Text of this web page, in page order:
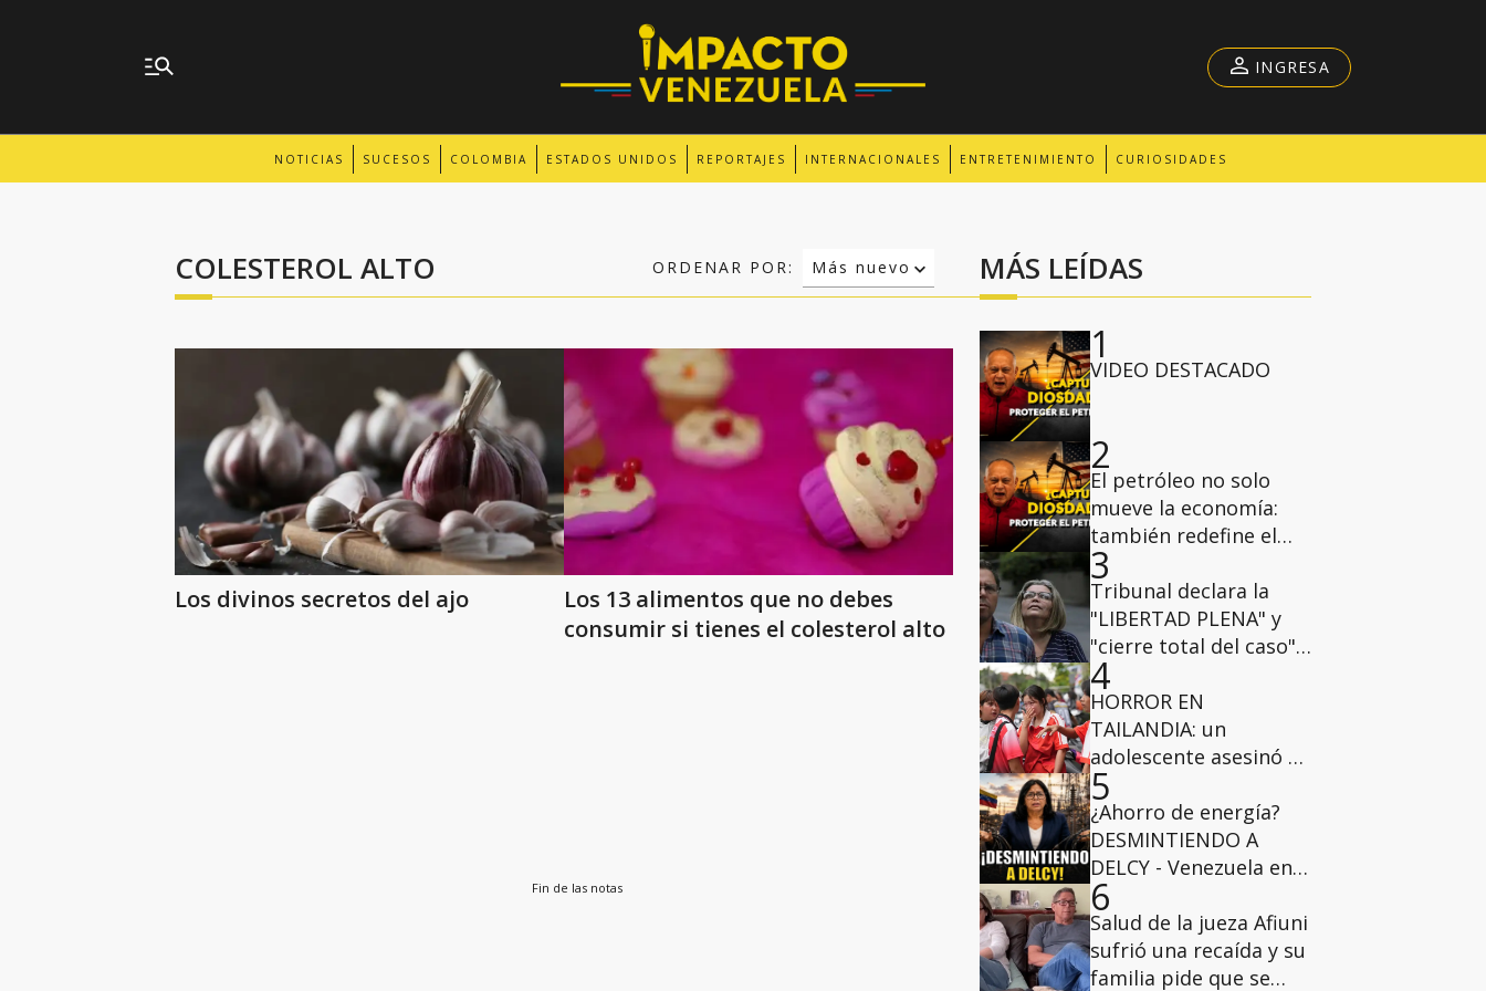
NOTICIAS SUCESOS COLOMBIA ESTADOS UNIDOS REPORTAJES INTERNACIONALES ENTRETENIMIENTO CURIOSIDADES
INGRESA
COLESTEROL ALTO ORDENAR POR:
Más nuevo
Relevancia
Los divinos secretos del ajo
Los 13 alimentos que no debes
consumir si tienes el colesterol alto
Fin de las notas
MÁS LEÍDAS
1
VIDEO DESTACADO
2
El petróleo no solo
mueve la economía:
también redefine el
poder
3
Tribunal declara la
"LIBERTAD PLENA" y
"cierre total del caso"
para la juez María de
Lourdes Afiuni
4
HORROR EN
TAILANDIA: un
adolescente asesinó a
sus abuelos y a varios
alumnos y profesores
5
¿Ahorro de energía?
DESMINTIENDO A
DELCY - Venezuela en
profundidad
6
Salud de la jueza Afiuni
sufrió una recaída y su
familia pide que se